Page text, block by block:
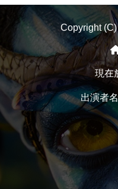
Copyright
現在
出演者